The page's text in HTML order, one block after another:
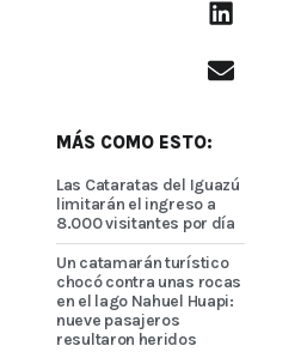
MÁS COMO ESTO:
Las Cataratas del Iguazú
limitarán el ingreso a
8.000 visitantes por día
Un catamarán turístico
chocó contra unas rocas
en el lago Nahuel Huapi:
nueve pasajeros
resultaron heridos